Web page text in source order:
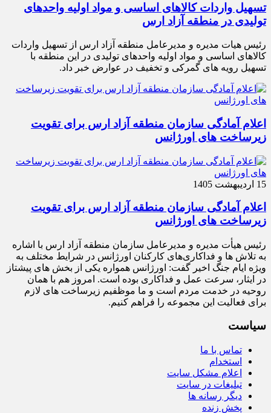
تسهیل واردات کالاهای اساسی و مواد اولیه واحدهای
تولیدی در منطقه آزاد ارس
رئیس هیات مدیره و مدیرعامل منطقه آزاد ارس از تسهیل واردات
کالاهای اساسی و مواد اولیه واحدهای تولیدی در این منطقه با
تسهیل رویه های گمرکی و تخفیف در عوارض خبر داد.
اعلام آمادگی سازمان منطقه آزاد ارس برای تقویت
زیرساخت‌ های اورژانس
15 اردیبهشت 1405
اعلام آمادگی سازمان منطقه آزاد ارس برای تقویت
زیرساخت‌ های اورژانس
رئیس هیأت‌ مدیره و مدیرعامل سازمان منطقه آزاد ارس با اشاره
به تلاش‌ ها و فداکاری‌های کارکنان اورژانس در شرایط مختلف به‌
ویژه ایام جنگ اخیر گفت: اورژانس همواره یکی از بخش‌ های پیشتاز
در ایثار، سرعت‌ عمل و فداکاری بوده است. امروز هم با همان
روحیه در خدمت مردم است و ما موظفیم زیرساخت‌ های لازم
برای فعالیت این مجموعه را فراهم کنیم.
سیاست
تماس با ما
استخدام
اعلام مشکل سایت
تبلیغات در سایت
دیگر رسانه ها
پخش زنده